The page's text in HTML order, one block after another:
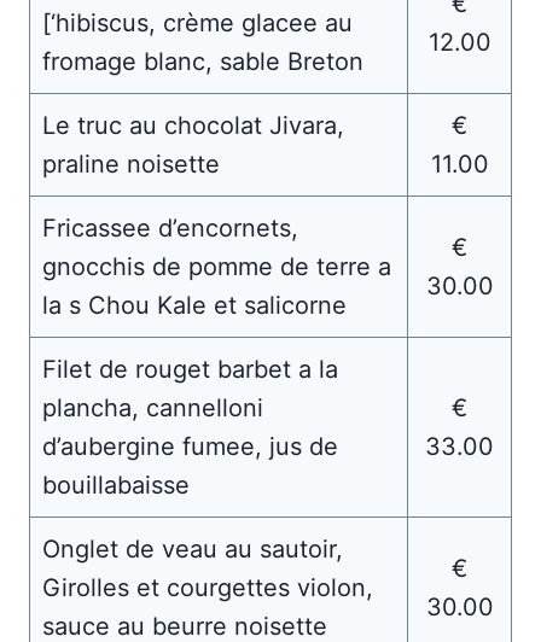
[‘hibiscus, crème glacee au
fromage blanc, sable Breton
12.00
Le truc au chocolat Jivara,
praline noisette
€
11.00
Fricassee d’encornets,
gnocchis de pomme de terre a
la s Chou Kale et salicorne
€
30.00
Filet de rouget barbet a la
plancha, cannelloni
d’aubergine fumee, jus de
bouillabaisse
€
33.00
Onglet de veau au sautoir,
Girolles et courgettes violon,
sauce au beurre noisette
€
30.00